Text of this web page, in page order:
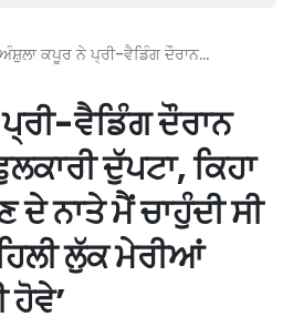
ਅੰਸ਼ੁਲਾ ਕਪੂਰ ਨੇ ਪ੍ਰੀ-ਵੈਡਿੰਗ ਦੌਰਾਨ...
ਵੈਡਿੰਗ ਦੌਰਾਨ
ਦੁੱਪਟਾ, ਕਿਹਾ
ਦੇ ਨਾਤੇ ਮੈਂ ਚਾਹੁੰਦੀ ਸੀ
ਲੁੱਕ ਮੇਰੀਆਂ
ਹੋਵੇ’